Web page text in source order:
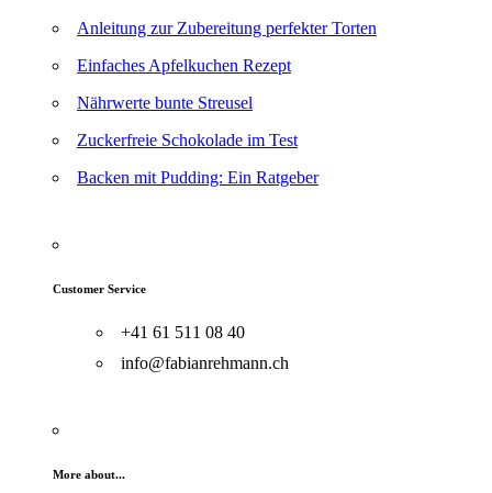
Anleitung zur Zubereitung perfekter Torten
Einfaches Apfelkuchen Rezept
Nährwerte bunte Streusel
Zuckerfreie Schokolade im Test
Backen mit Pudding: Ein Ratgeber
Customer Service
+41 61 511 08 40
info@fabianrehmann.ch
More about...